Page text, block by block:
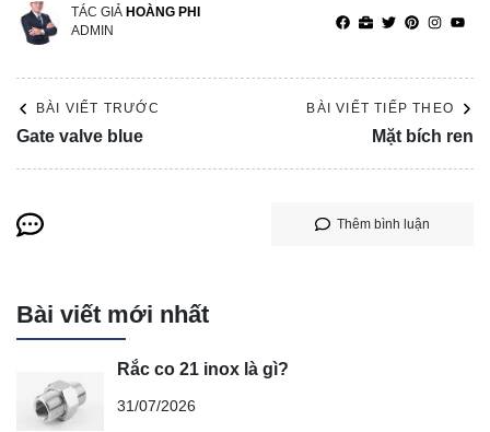
TÁC GIẢ HOÀNG PHI
ADMIN
BÀI VIẾT TRƯỚC
Gate valve blue
BÀI VIẾT TIẾP THEO
Mặt bích ren
Thêm bình luận
Bài viết mới nhất
Rắc co 21 inox là gì?
31/07/2026